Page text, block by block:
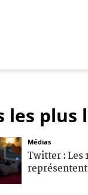
les plus
Médias
Twitter : Les
représentent